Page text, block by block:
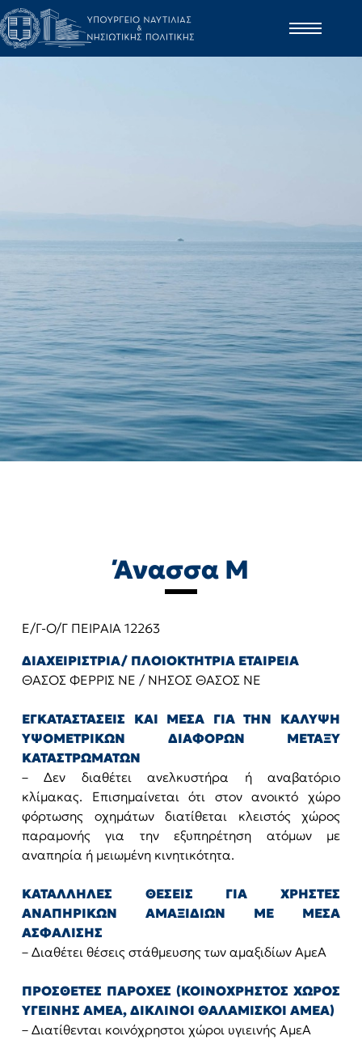
Άνασσα Μ
Ε/Γ-Ο/Γ ΠΕΙΡΑΙΑ 12263
ΔΙΑΧΕΙΡΙΣΤΡΙΑ/ ΠΛΟΙΟΚΤΗΤΡΙΑ ΕΤΑΙΡΕΙΑ
ΘΑΣΟΣ ΦΕΡΡΙΣ ΝΕ / ΝΗΣΟΣ ΘΑΣΟΣ ΝΕ
ΕΓΚΑΤΑΣΤΑΣΕΙΣ ΚΑΙ ΜΕΣΑ ΓΙΑ ΤΗΝ ΚΑΛΥΨΗ
ΥΨΟΜΕΤΡΙΚΩΝ ΔΙΑΦΟΡΩΝ ΜΕΤΑΞΥ
ΚΑΤΑΣΤΡΩΜΑΤΩΝ
– Δεν διαθέτει ανελκυστήρα ή αναβατόριο
κλίμακας. Επισημαίνεται ότι στον ανοικτό χώρο
φόρτωσης οχημάτων διατίθεται κλειστός χώρος
παραμονής για την εξυπηρέτηση ατόμων με
αναπηρία ή μειωμένη κινητικότητα.
ΚΑΤΑΛΛΗΛΕΣ ΘΕΣΕΙΣ ΓΙΑ ΧΡΗΣΤΕΣ
ΑΝΑΠΗΡΙΚΩΝ ΑΜΑΞΙΔΙΩΝ ΜΕ ΜΕΣΑ
ΑΣΦΑΛΙΣΗΣ
– Διαθέτει θέσεις στάθμευσης των αμαξιδίων ΑμεΑ
ΠΡΟΣΘΕΤΕΣ ΠΑΡΟΧΕΣ (ΚΟΙΝΟΧΡΗΣΤΟΣ ΧΩΡΟΣ
ΥΓΕΙΝΗΣ ΑΜΕΑ, ΔΙΚΛΙΝΟΙ ΘΑΛΑΜΙΣΚΟΙ ΑΜΕΑ)
– Διατίθενται κοινόχρηστοι χώροι υγιεινής ΑμεΑ